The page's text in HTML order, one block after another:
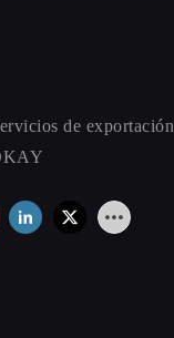
de exportación